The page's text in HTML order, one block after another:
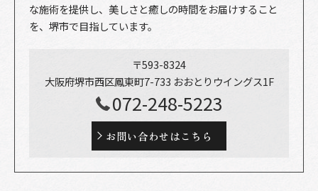
な施術を提供し、美しさと癒しの時間をお届けすること
を、堺市で目指しています。
〒593-8324
大阪府堺市西区鳳東町7-733 おおとりウイングス1F
072-248-5223
お問い合わせはこちら